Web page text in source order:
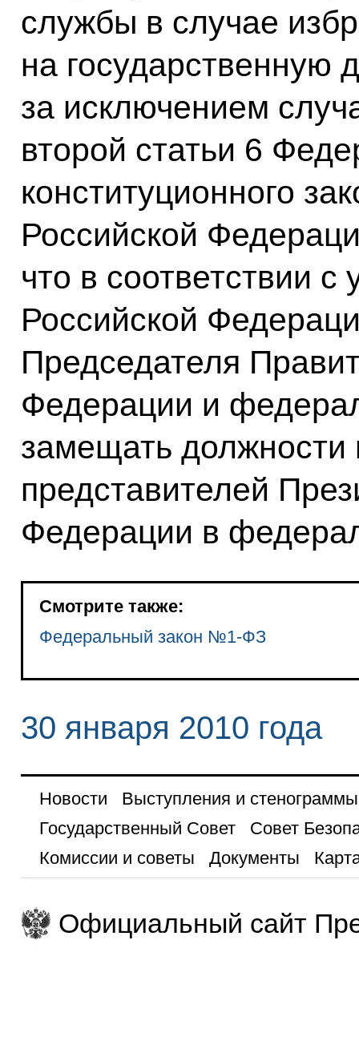
службы в случае
на государственную
за исключением
второй статьи 6
конституционного
Российской
что в соответствии
Российской
Председателя
Федерации и
замещать
представителей
Федерации в
Смотрите также:
Федеральный закон №1-ФЗ
30 января 2010 года
Новости
Выступления и стенограммы
Государственный Совет
Совет
Комиссии и советы
Документы
Официальный сайт